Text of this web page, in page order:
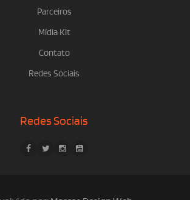
Parceiros
Mídia Kit
Contato
Redes Sociais
Redes Sociais